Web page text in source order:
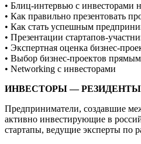
• Блиц-интервью с инвесторами
• Как правильно презентовать
• Как стать успешным
• Презентации стартапов-
• Экспертная оценка бизнес-
• Выбор бизнес-проектов
• Networking с инвесторами
ИНВЕСТОРЫ — РЕЗИДЕНТЫ
Предприниматели, создавшие
активно инвестирующие в
стартапы, ведущие эксперты по